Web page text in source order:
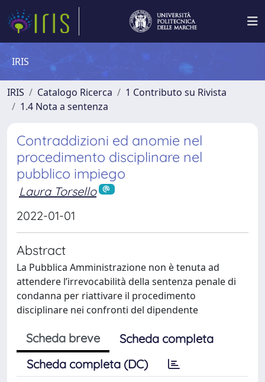
IRIS
IRIS Catalogo Ricerca
1 Contributo su Rivista
1.4 Nota a sentenza
Contraddizioni ed anomie nel
procedimento disciplinare nel
pubblico impiego
Laura Torsello
2022-01-01
Abstract
La Pubblica Amministrazione non è tenuta ad
attendere l’irrevocabilità della sentenza penale di
condanna per riattivare il procedimento
disciplinare nei confronti del dipendente
Scheda breve
Scheda completa
Scheda completa (DC)